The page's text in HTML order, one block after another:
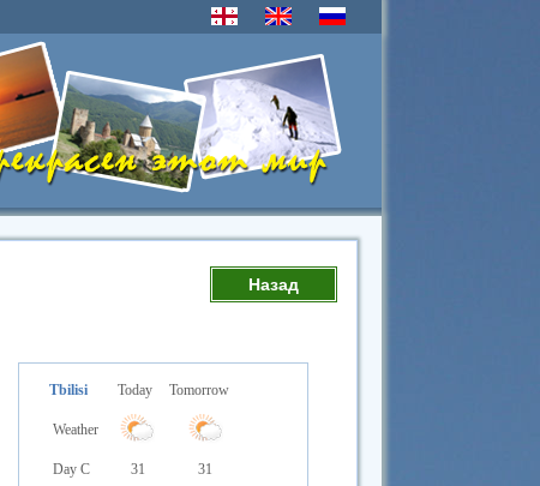
Назад
Tbilisi Today Tomorrow
Weather
Day C 31
31